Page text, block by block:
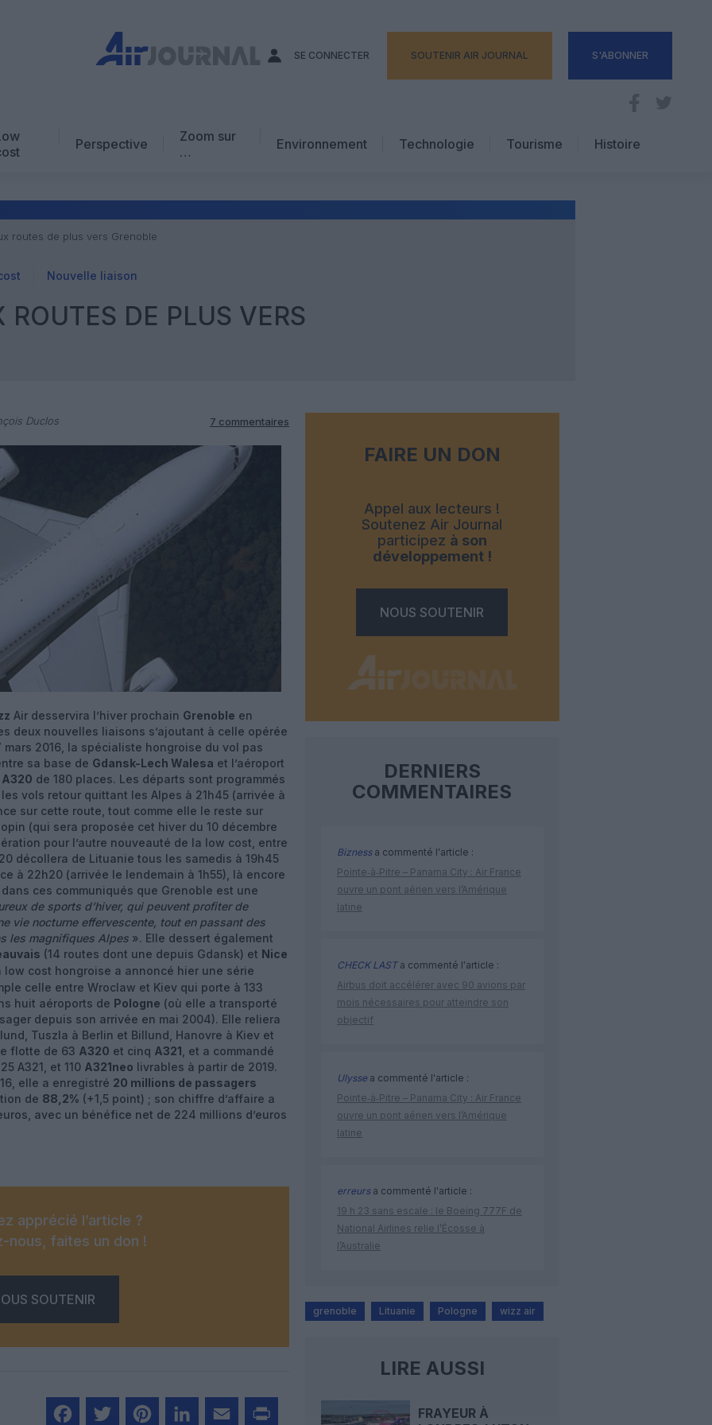
SE CONNECTER SOUTENIR AIR JOURNAL S'ABONNER
Perspective
Zoom sur
…
Environnement Technologie
Tourisme
Hôtellerie
Histoire
routes de plus vers Grenoble
Nouvelle liaison
DE PLUS VERS
Duclos 7 commentaires
Air desservira l’hiver prochain Grenoble en
deux nouvelles liaisons s’ajoutant à celle opérée
mars 2016, la spécialiste hongroise du vol pas
sa base de Gdansk-Lech Walesa et l’aéroport
de 180 places. Les départs sont programmés
vols retour quittant les Alpes à 21h45 (arrivée à
sur cette route, tout comme elle le reste sur
(qui sera proposée cet hiver du 10 décembre
pour l’autre nouveauté de la low cost, entre
décollera de Lituanie tous les samedis à 19h45
à 22h20 (arrivée le lendemain à 1h55), là encore
ces communiqués que Grenoble est une
de sports d’hiver, qui peuvent profiter de
vie nocturne effervescente, tout en passant des
les magnifiques Alpes ». Elle dessert également
(14 routes dont une depuis Gdansk) et Nice
low cost hongroise a annoncé hier une série
celle entre Wroclaw et Kiev qui porte à 133
huit aéroports de Pologne (où elle a transporté
depuis son arrivée en mai 2004). Elle reliera
Tuszla à Berlin et Billund, Hanovre à Kiev et
flotte de 63 A320 et cinq A321 , et a commandé
A321, et 110 A321neo livrables à partir de 2019.
elle a enregistré 20 millions de passagers
de 88,2% (+1,5 point) ; son chiffre d’affaire a
avec un bénéfice net de 224 millions d’euros
apprécié l’article ?
nous, faites un don !
SOUTENIR
FAIRE UN DON
Appel aux lecteurs !
Soutenez Air Journal
participez à son
développement !
NOUS SOUTENIR
DERNIERS
COMMENTAIRES
Biznessa commenté l'article :
Pointe‑à‑Pitre – Panama City : Air France
ouvre un pont aérien vers l’Amérique
latine
CHECK LASTa commenté l'article :
Airbus doit accélérer avec 90 avions par
mois nécessaires pour atteindre son
objectif
Ulyssea commenté l'article :
Pointe‑à‑Pitre – Panama City : Air France
ouvre un pont aérien vers l’Amérique
latine
erreursa commenté l'article :
19 h 23 sans escale : le Boeing 777F de
National Airlines relie l’Écosse à
l’Australie
grenoble Lituanie Pologne wizz air
LIRE AUSSI
FRAYEUR À